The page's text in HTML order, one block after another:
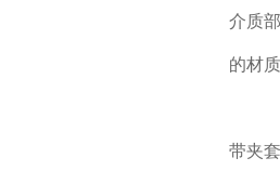
介质
的材质
带夹